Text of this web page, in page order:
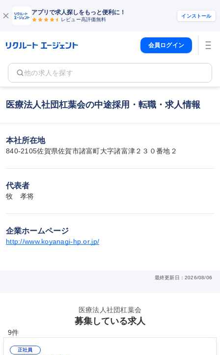
アプリで求人探しをもっと便利に！
レビュー高評価無料
インストール
会員ログイン
他の求人を探す
医療法人社団杠葉会の中途採用・転職・求人情報
本社所在地
840-2105佐賀県佐賀市諸富町大字諸富津２３０番地２
代表者
牧　孝将
企業ホームページ
http://www.koyanagi-hp.or.jp/
最終更新日：2026/08/06
医療法人社団杠葉会
募集している求人
9件
正社員